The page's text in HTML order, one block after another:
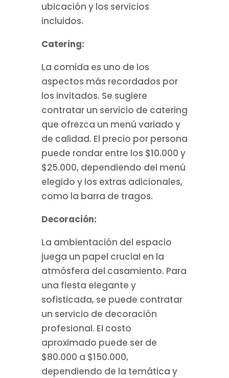
ubicación y los servicios
incluidos.
Catering:
La comida es uno de los
aspectos más recordados por
los invitados. Se sugiere
contratar un servicio de catering
que ofrezca un menú variado y
de calidad. El precio por persona
puede rondar entre los $10.000 y
$25.000, dependiendo del menú
elegido y los extras adicionales,
como la barra de tragos.
Decoración:
La ambientación del espacio
juega un papel crucial en la
atmósfera del casamiento. Para
una fiesta elegante y
sofisticada, se puede contratar
un servicio de decoración
profesional. El costo
aproximado puede ser de
$80.000 a $150.000,
dependiendo de la temática y